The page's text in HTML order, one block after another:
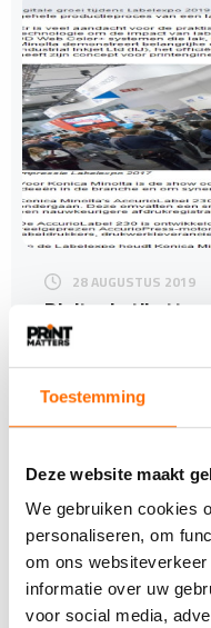
Toestemming
Deze website maakt
We gebruiken cookies
personaliseren, om
om ons
informatie over uw
voor social media,
28 AUGUSTUS 2019
Digitaal etiketten
Labelexpo
De groei in digitale
jaar weer terug te